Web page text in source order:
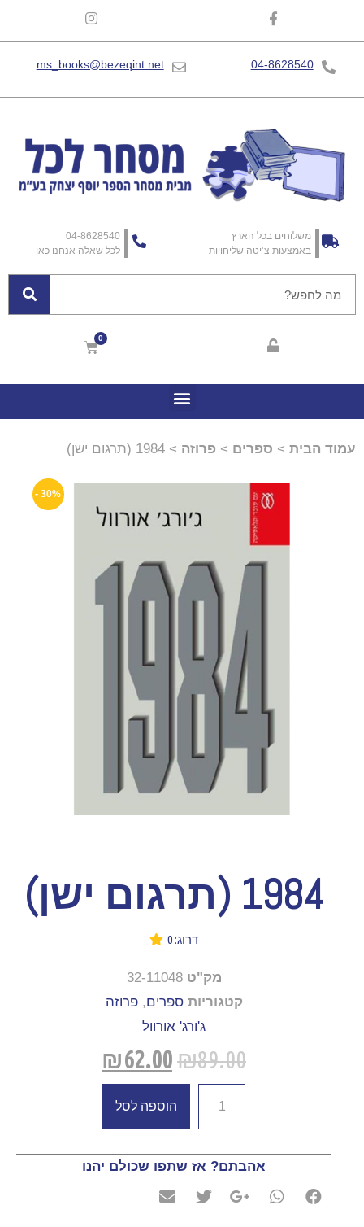
04-8628540
ms_books@bezeqint.net
משלוחים בכל הארץ
באמצעות צ’יטה שליחויות
04-8628540
לכל שאלה אנחנו כאן
עמוד הבית > ספרים > פרוזה > 1984 (תרגום ישן)
1984 (תרגום ישן)
דרוג: 0
מק"ט 32-11048
קטגוריות ספרים,פרוזה
ג'ורג' אורוול
₪89.00
₪62.00
הוספה לסל
אהבתם? אז שתפו שכולם יהנו
30% -